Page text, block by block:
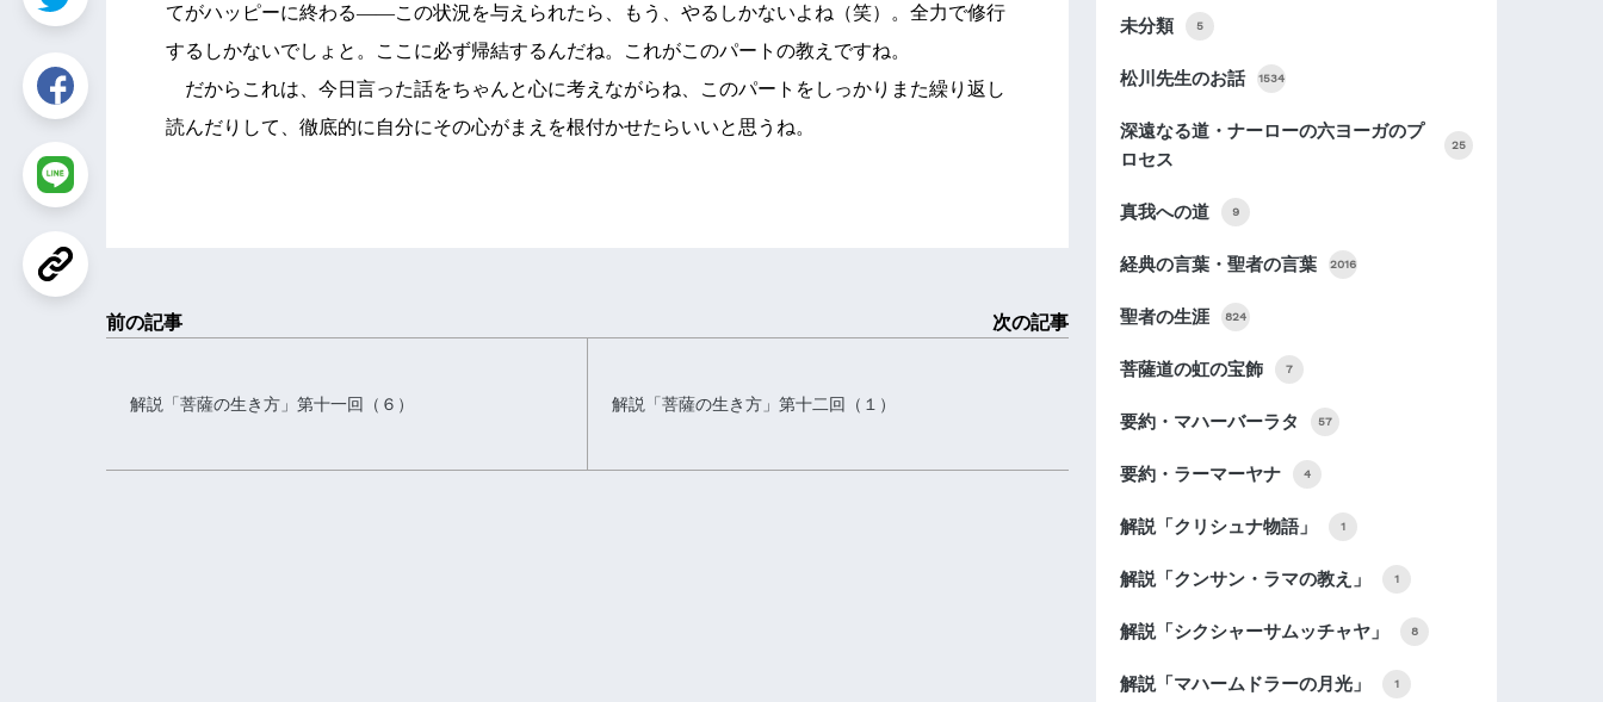
てがハッピーに終わる――この状況を与えられたら、もう、やるしかないよね（笑）。全力で修行
するしかないでしょと。ここに必ず帰結するんだね。これがこのパートの教えですね。
だからこれは、今日言った話をちゃんと心に考えながらね、このパートをしっかりまた繰り返し
読んだりして、徹底的に自分にその心がまえを根付かせたらいいと思うね。
前の記事
解説「菩薩の生き方」第十一回（６）
次の記事
解説「菩薩の生き方」第十二回（１）
未分類 5
松川先生のお話 1534
深遠なる道・ナーローの六ヨーガのプ
ロセス
25
真我への道 9
経典の言葉・聖者の言葉 2016
聖者の生涯 824
菩薩道の虹の宝飾 7
要約・マハーバーラタ 57
要約・ラーマーヤナ 4
解説「クリシュナ物語」 1
解説「クンサン・ラマの教え」 1
解説「シクシャーサムッチャヤ」 8
解説「マハームドラーの月光」 1